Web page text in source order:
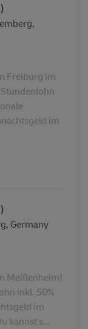
Freiburg im
im
Germany
Meißenheim!
inkl. 50%
im
kannst s...